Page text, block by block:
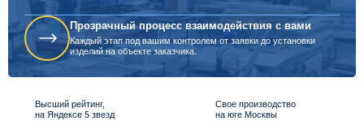
Прозрачный процесс взаимодействия с вами
Каждый этап под вашим контролем от заявки до установки
изделий на объекте заказчика.
Высший рейтинг,
на Яндексе 5 звезд
Свое производство
на юге Москвы